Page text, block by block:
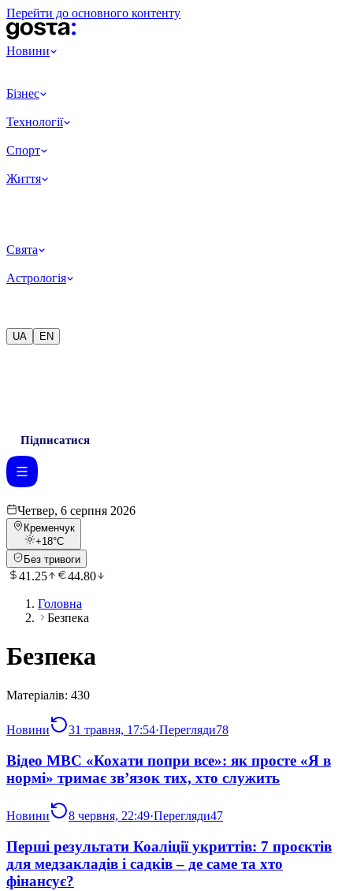
Перейти до основного контенту
Новини
Бізнес
Технології
Спорт
Життя
Свята
Астрологія
UA EN
Підписатися
Четвер, 6 серпня 2026
Кременчук
+18°C
Без тривоги
41.25 44.80
Головна
Безпека
Безпека
Матеріалів: 430
Новини 31 травня, 17:54·Перегляди78
Відео МВС «Кохати попри все»: як просте «Я в
нормі» тримає зв’язок тих, хто служить
Новини 8 червня, 22:49·Перегляди47
Перші результати Коаліції укриттів: 7 проєктів
для медзакладів і садків – де саме та хто
фінансує?